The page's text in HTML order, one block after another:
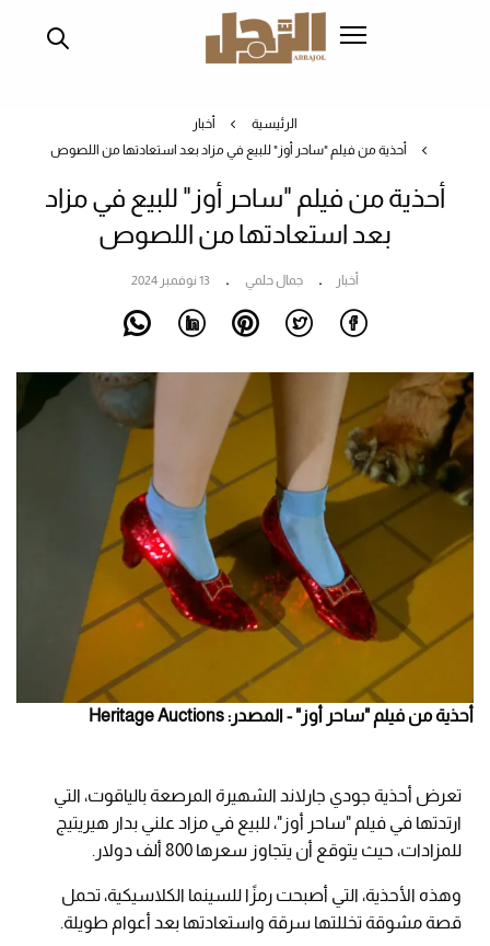
الرئيسية
أخبار
أحذية من فيلم "ساحر أوز" للبيع في مزاد بعد استعادتها من اللصوص
أحذية من فيلم "ساحر أوز" للبيع في مزاد
بعد استعادتها من اللصوص
أخبار جمال حلمي 13 نوفمبر 2024
أحذية من فيلم "ساحر أوز" - المصدر: Heritage Auctions
تعرض أحذية جودي جارلاند الشهيرة المرصعة بالياقوت، التي
ارتدتها في فيلم "ساحر أوز"، للبيع في مزاد علني بدار هيريتيج
للمزادات، حيث يتوقع أن يتجاوز سعرها 800 ألف دولار.
وهذه الأحذية، التي أصبحت رمزًا للسينما الكلاسيكية، تحمل
قصة مشوقة تخللتها سرقة واستعادتها بعد أعوام طويلة.